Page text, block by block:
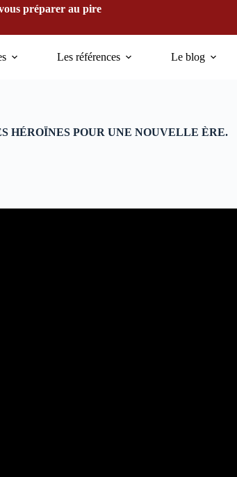
préparer au pire
Les références Le blog
HÉROÏNES POUR UNE NOUVELLE ÈRE.